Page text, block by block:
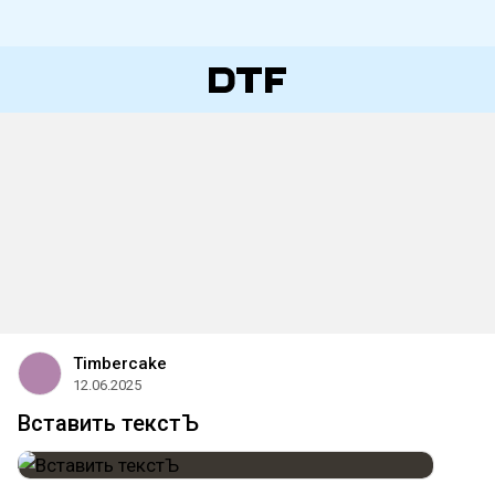
Timbercake
12.06.2025
Вставить текстЪ